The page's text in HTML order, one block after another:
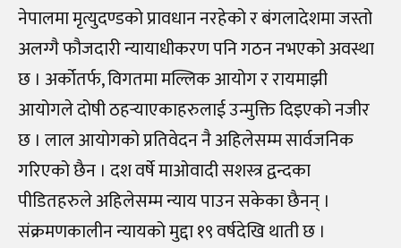
नेपालमा मृत्युदण्डको प्रावधान नरहेको र बंगलादेशमा जस्तो
अलग्गै फौजदारी न्यायाधीकरण पनि गठन नभएको अवस्था
छ । अर्कोतर्फ, विगतमा मल्लिक आयोग र रायमाझी
आयोगले दोषी ठहर्‍याएकाहरुलाई उन्मुक्ति दिइएको नजीर
छ । लाल आयोगको प्रतिवेदन नै अहिलेसम्म सार्वजनिक
गरिएको छैन । दश वर्षे माओवादी सशस्त्र द्वन्दका
पीडितहरुले अहिलेसम्म न्याय पाउन सकेका छैनन् ।
संक्रमणकालीन न्यायको मुद्दा १९ वर्षदेखि थाती छ ।